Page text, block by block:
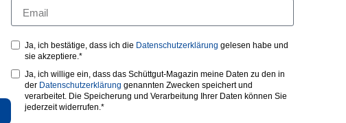
Ja, ich bestätige, dass ich die Datenschutzerklärunggelesen habe und
sie akzeptiere.*
Ja, ich willige ein, dass das Schüttgut-Magazin meine Daten zu den in
der Datenschutzerklärunggenannten Zwecken speichert und
verarbeitet. Die Speicherung und Verarbeitung Ihrer Daten können Sie
jederzeit widerrufen.*